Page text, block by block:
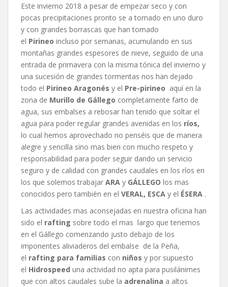
Este invierno 2018 a pesar de empezar seco y con
pocas precipitaciones pronto se a tornado en uno duro
y con grandes borrascas que han tomado
el Pirineo incluso por semanas, acumulando en sus
montañas grandes espesores de nieve, seguido de una
entrada de primavera con la misma tónica del invierno y
una sucesión de grandes tormentas nos han dejado
todo el Pirineo Aragonés y el Pre-pirineo aquí en la
zona de Murillo de Gállego completamente farto de
agua, sus embalses a rebosar han tenido que soltar el
agua para poder regular grandes avenidas en los ríos,
lo cual hemos aprovechado no penséis que de manera
alegre y sencilla sino mas bien con mucho respeto y
responsabilidad para poder seguir dando un servicio
seguro y de calidad con grandes caudales en los ríos en
los que solemos trabajar ARA y GÁLLEGO los mas
conocidos pero también en el VERAL, ESCA y el ÉSERA .
Las actividades mas aconsejadas en nuestra oficina han
sido el rafting sobre todo el mas largo que tenemos
en el Gállego comenzando justo debajo de los
imponentes aliviaderos del embalse de la Peña,
el rafting para familias con niños y por supuesto
el Hidrospeed una actividad no apta para pusilánimes
que con altos caudales sube la adrenalina a altos